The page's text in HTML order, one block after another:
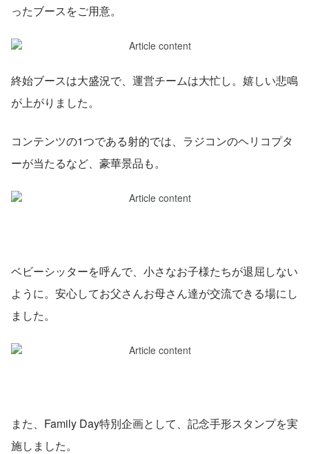
ったブースをご用意。
終始ブースは大盛況で、運営チームは大忙し。嬉しい悲鳴
が上がりました。
コンテンツの1つである射的では、ラジコンのヘリコプタ
ーが当たるなど、豪華景品も。
ベビーシッターを呼んで、小さなお子様たちが退屈しない
ように。安心してお父さんお母さん達が交流できる場にし
ました。
また、Family Day特別企画として、記念手形スタンプを実
施しました。